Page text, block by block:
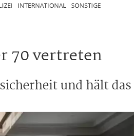
INTERNATIONAL SONSTIGE
70 vertreten
und hält